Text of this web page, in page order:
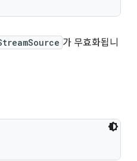
가 무효화됩니